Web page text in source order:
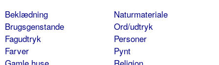
Beklædning
Brugsgenstande
Fagudtryk
Farver
Naturmateriale
Ord/udtryk
Personer
Pynt